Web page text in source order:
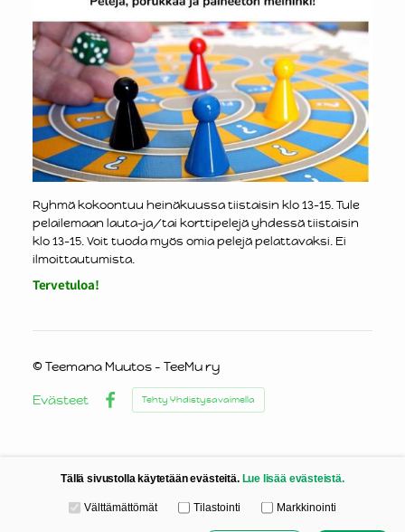
Ryhmä kokoontuu heinäkuussa tiistaisin klo 13-15. Tule
pelailemaan lauta-ja/tai korttipelejä yhdessä tiistaisin
klo 13-15. Voit tuoda myös omia pelejä pelattavaksi. Ei
ilmoittautumista.
Tervetuloa!
©Teemana Muutos - TeeMu ry
Evästeet
Facebook
Tehty Yhdistysavaimella
Tällä sivustolla käytetään evästeitä. Lue lisää evästeistä.
Valitse käytettävät evästeet
Välttämättömät Tilastointi Markkinointi